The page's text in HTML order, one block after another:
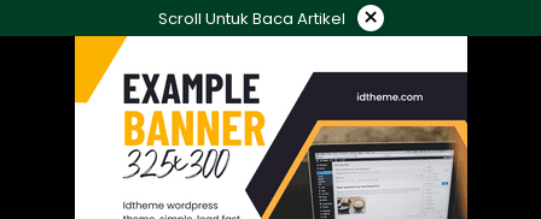
ke
Scroll Untuk Baca Artikel ×